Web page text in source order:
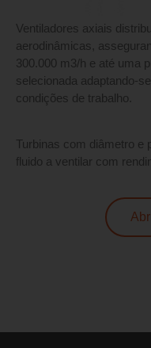
Ventiladores axiais
aerodinâmicas,
300.000 m3/h e até uma
selecionada adaptando-
condições de trabalho.
Turbinas com diâmetro e
fluido a ventilar com